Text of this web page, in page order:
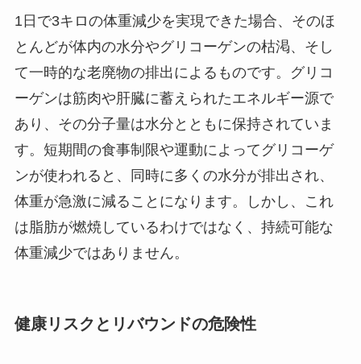
1日で3キロの体重減少を実現できた場合、そのほ
とんどが体内の水分やグリコーゲンの枯渇、そし
て一時的な老廃物の排出によるものです。グリコ
ーゲンは筋肉や肝臓に蓄えられたエネルギー源で
あり、その分子量は水分とともに保持されていま
す。短期間の食事制限や運動によってグリコーゲ
ンが使われると、同時に多くの水分が排出され、
体重が急激に減ることになります。しかし、これ
は脂肪が燃焼しているわけではなく、持続可能な
体重減少ではありません。
健康リスクとリバウンドの危険性